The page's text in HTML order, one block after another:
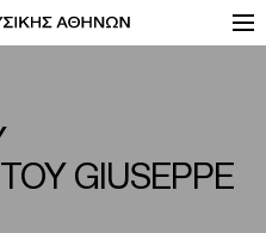
GIUSEPPE